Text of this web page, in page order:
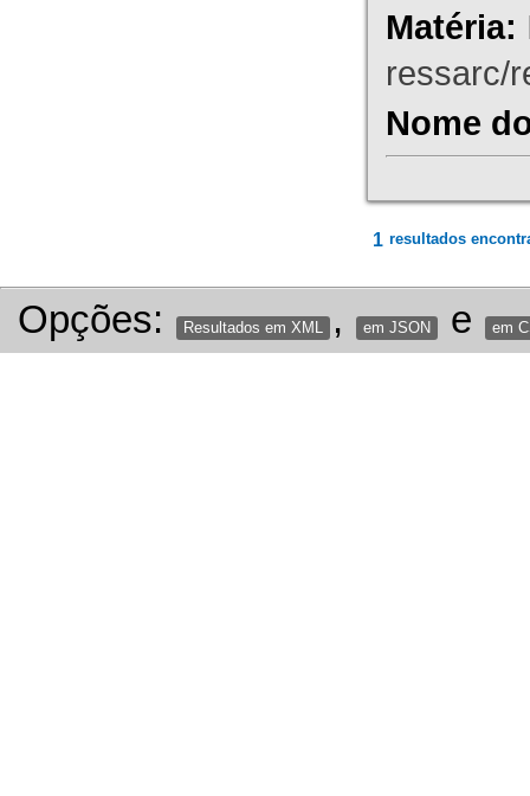
Matéria:
ressarc/
Nome
1 resultados
Opções: Resultados em XML , em JSON e em